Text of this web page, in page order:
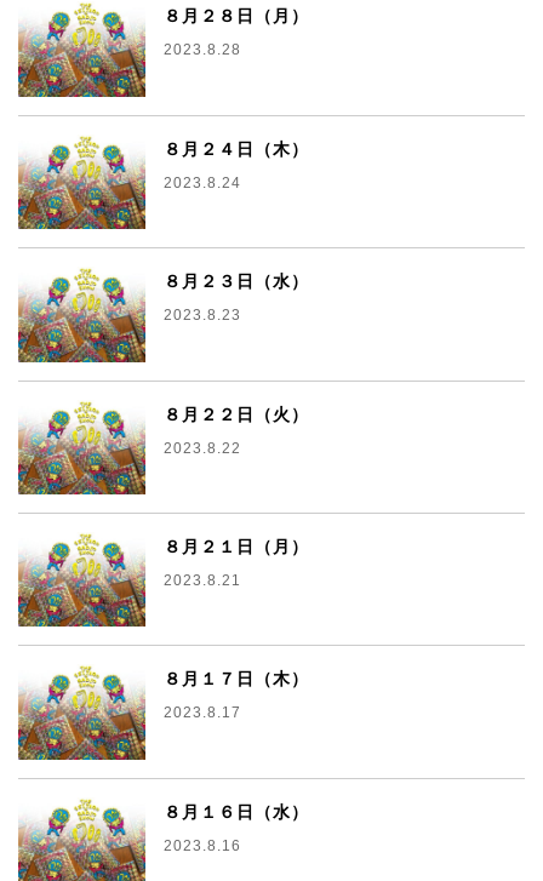
８月２８日（月）
2023.8.28
８月２４日（木）
2023.8.24
８月２３日（水）
2023.8.23
８月２２日（火）
2023.8.22
８月２１日（月）
2023.8.21
８月１７日（木）
2023.8.17
８月１６日（水）
2023.8.16